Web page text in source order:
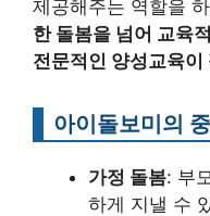
제공해주는 역할을
한 돌봄을 넘어 교육
전문적인 양성교육이
아이돌보미의
가정 돌봄: 부
하게 지낼 수